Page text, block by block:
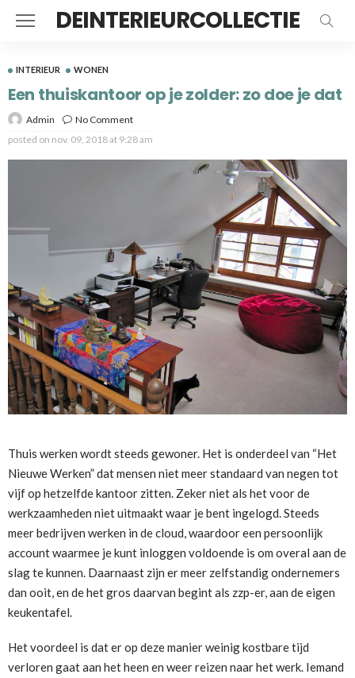
DEINTERIEURCOLLECTIE
INTERIEUR WONEN
Een thuiskantoor op je zolder: zo doe je dat
Admin
No Comment
posted on nov. 09, 2018 at 9:28 am
Thuis werken wordt steeds gewoner. Het is onderdeel van “Het
Nieuwe Werken” dat mensen niet meer standaard van negen tot
vijf op hetzelfde kantoor zitten. Zeker niet als het voor de
werkzaamheden niet uitmaakt waar je bent ingelogd. Steeds
meer bedrijven werken in de cloud, waardoor een persoonlijk
account waarmee je kunt inloggen voldoende is om overal aan de
slag te kunnen. Daarnaast zijn er meer zelfstandig ondernemers
dan ooit, en de het gros daarvan begint als zzp-er, aan de eigen
keukentafel.
Het voordeel is dat er op deze manier weinig kostbare tijd
verloren gaat aan het heen en weer reizen naar het werk. Iemand